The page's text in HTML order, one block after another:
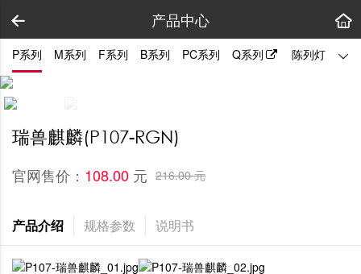
产品中心
P系列 M系列 F系列 B系列 PC系列 Q系列 陈列灯 拼
瑞兽麒麟(P107-RGN)
官网售价： 108.00 元 216.00 元
产品介绍 规格参数 说明书